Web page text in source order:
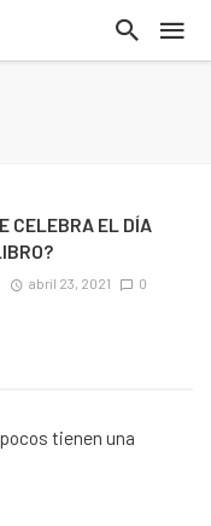
CELEBRA EL DÍA
abril 23, 2021 0
tienen una